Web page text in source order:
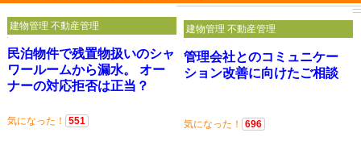
民泊物件で残置物扱いのシャ
ワールームから漏水。 オー
ナーの対応拒否は正当？
気になった！ 551
建物管理 不動産管理
管理会社とのコミュニケー
ション改善に向けたご相談
気になった！ 696
建物管理 不動産管理